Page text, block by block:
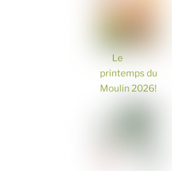
Le
printemps du
Moulin 2026!